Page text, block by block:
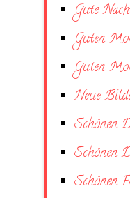
Gute
Guten
Guten
Neue
Schönen
Schönen
Schönen